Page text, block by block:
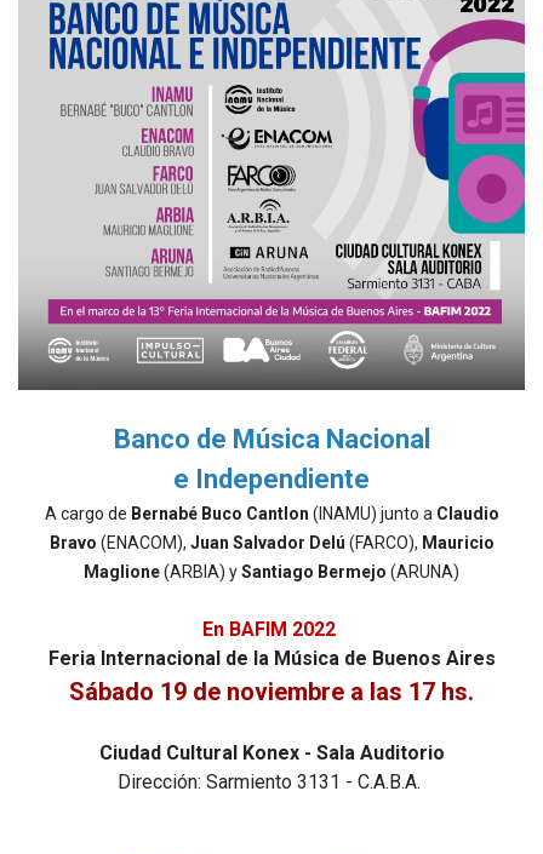
Banco de Música Nacional
e Independiente
A cargo de Bernabé Buco Cantlon (INAMU) junto a Claudio
Bravo (ENACOM), Juan Salvador Delú (FARCO), Mauricio
Maglione(ARBIA) ySantiago Bermejo (ARUNA)
En BAFIM 2022
Feria Internacional de la Música de Buenos Aires
Sábado 19 de noviembre a las 17 hs.
Ciudad Cultural Konex - Sala Auditorio
Dirección: Sarmiento 3131 - C.A.B.A.